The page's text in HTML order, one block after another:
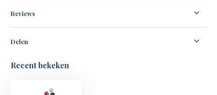
Reviews
Delen
Recent bekeken